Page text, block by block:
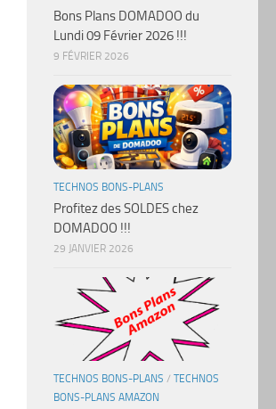
Bons Plans DOMADOO du
Lundi 09 Février 2026 !!!
9 FÉVRIER 2026
TECHNOS BONS-PLANS
Profitez des SOLDES chez
DOMADOO !!!
29 JANVIER 2026
TECHNOS BONS-PLANS / TECHNOS
BONS-PLANS AMAZON